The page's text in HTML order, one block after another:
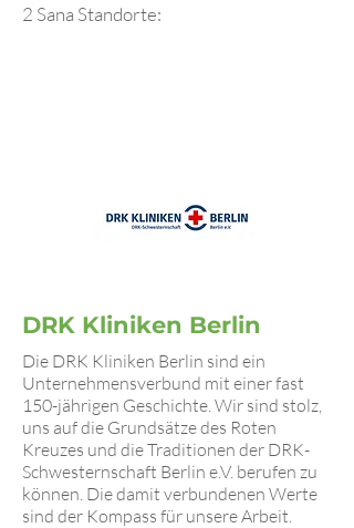
2 Sana Standorte:
DRK Kliniken Berlin
Die DRK Kliniken Berlin sind ein
Unternehmensverbund mit einer fast
150-jährigen Geschichte. Wir sind stolz,
uns auf die Grundsätze des Roten
Kreuzes und die Traditionen der DRK-
Schwesternschaft Berlin e.V. berufen zu
können. Die damit verbundenen Werte
sind der Kompass für unsere Arbeit.